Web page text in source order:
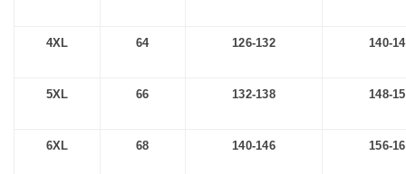
4XL 64 126-132 140-
5XL 66 132-138 148-
6XL 68 140-146 156-